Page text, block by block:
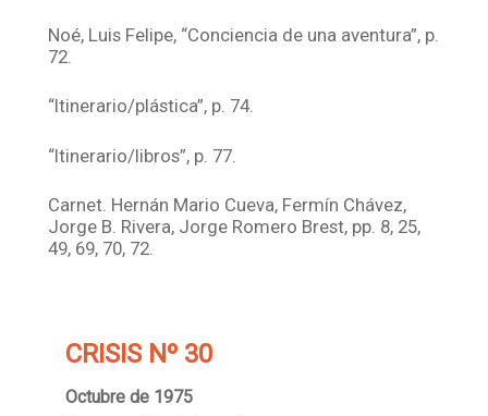
Noé, Luis Felipe, “Conciencia de una aventura”, p.
72.
“Itinerario/plástica”, p. 74.
“Itinerario/libros”, p. 77.
Carnet. Hernán Mario Cueva, Fermín Chávez,
Jorge B. Rivera, Jorge Romero Brest, pp. 8, 25,
49, 69, 70, 72.
CRISIS Nº 30
Octubre de 1975